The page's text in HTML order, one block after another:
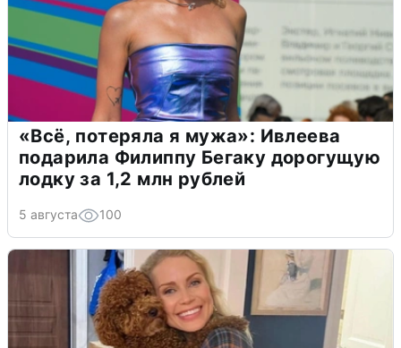
«Всё, потеряла я мужа»: Ивлеева
подарила Филиппу Бегаку дорогущую
лодку за 1,2 млн рублей
5 августа 100